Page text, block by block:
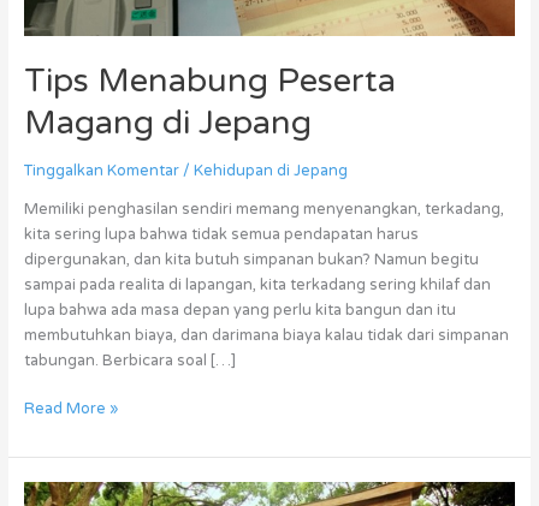
Tips Menabung Peserta
Magang di Jepang
Tinggalkan Komentar / Kehidupan di Jepang
Memiliki penghasilan sendiri memang menyenangkan, terkadang,
kita sering lupa bahwa tidak semua pendapatan harus
dipergunakan, dan kita butuh simpanan bukan? Namun begitu
sampai pada realita di lapangan, kita terkadang sering khilaf dan
lupa bahwa ada masa depan yang perlu kita bangun dan itu
membutuhkan biaya, dan darimana biaya kalau tidak dari simpanan
tabungan. Berbicara soal […]
Read More »
5